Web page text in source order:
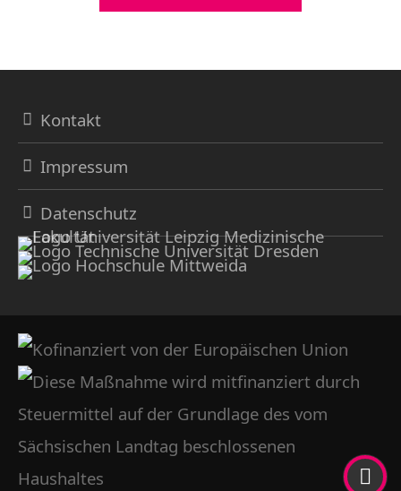
Kontakt
Impressum
Datenschutz